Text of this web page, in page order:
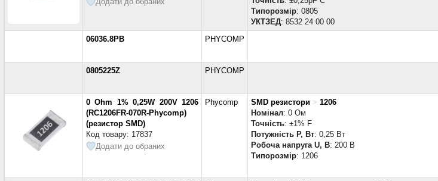
Типорозмір: 0805
УКТЗЕД: 8532 24 00 00
06036.8PB PHYCOMP
0805225Z PHYCOMP
0 Ohm 1% 0,25W 200V 1206
(RC1206FR-070R-Phycomp)
(резистор SMD)
Код товару: 17837
Додати до обраних
Phycomp SMD резистори > 1206
Номінал: 0 Ом
Точність: ±1% F
Потужність P, Вт: 0,25 Вт
Робоча напруга U, В: 200 В
Типорозмір: 1206